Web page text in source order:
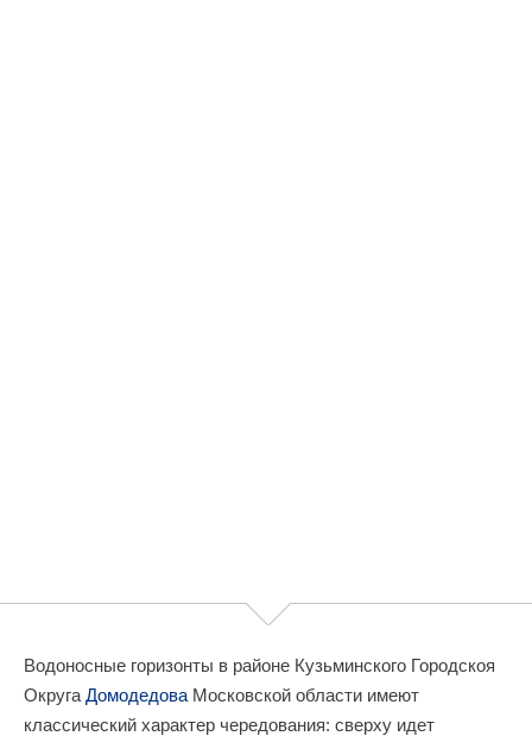
Водоносные горизонты в районе Кузьминского Городскоя
Округа Домодедова Московской области имеют
классический характер чередования: сверху идет